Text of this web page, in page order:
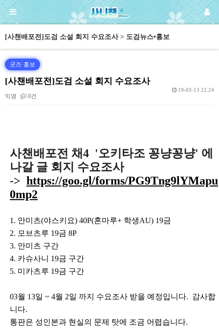
[사챈배포전]도검 소설 회지 수요조사 > 도검뉴스•홍보
굿즈·홍보
[사챈배포전]도검 소설 회지 수요조사
19-03-13 22:24
익명 0건
사챈배포전 채4  '오키타조 꽁냥꽁냥' 에
나갈 글 회지 수요조사
-> https://goo.gl/forms/PG9Tng9lYMapu
0mp2
1. 안미츠(야스키요) 40P(혼마루+ 학생AU) 19금
2. 모브츠루 19금 8P
3. 안미츠 구간
4. 카슈사니 19금 구간
5. 미카츠루 19금 구간
03월 13일 ~ 4월 2일 까지 수요조사 받을 예정입니다. 감사합
니다.
통판은 성인본과 현실의 문제 탓에 조금 어렵습니다.